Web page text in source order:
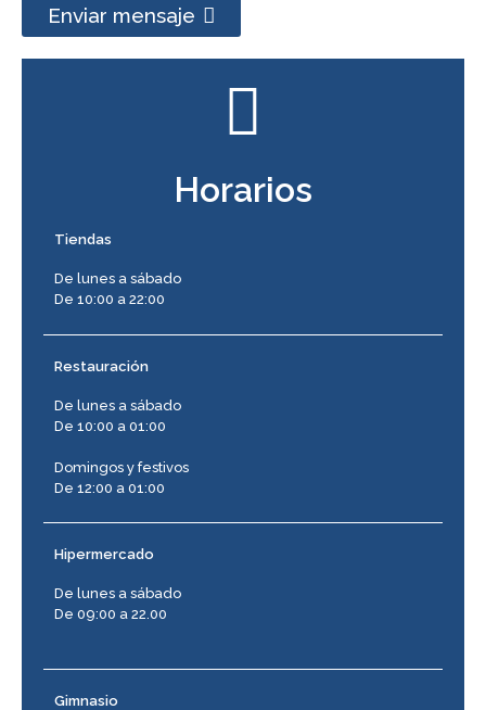
Enviar mensaje
Horarios
Tiendas
De lunes a sábado
De 10:00 a 22:00
Restauración
De lunes a sábado
De 10:00 a 01:00
Domingos y festivos
De 12:00 a 01:00
Hipermercado
De lunes a sábado
De 09:00 a 22.00
Gimnasio